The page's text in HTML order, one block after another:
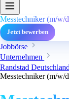
Messtechniker (m/w/
Jetzt bewerben
Jobbörse
Unternehmen
Randstad Deutschland
Messtechniker (m/w/